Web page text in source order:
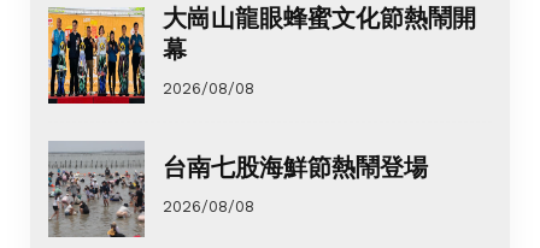
大崗山龍眼蜂蜜文化節熱鬧開
幕
2026/08/08
台南七股海鮮節熱鬧登場
2026/08/08